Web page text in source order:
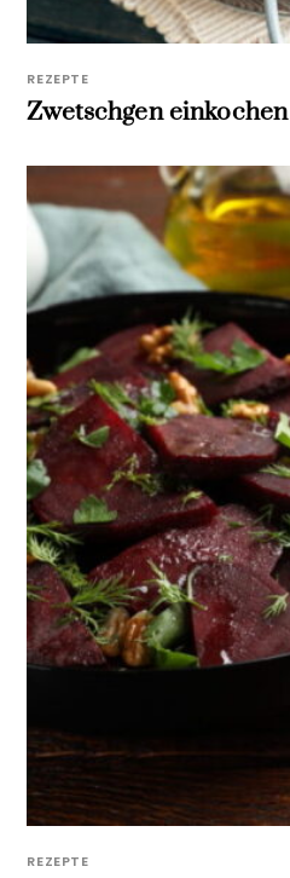
REZEPTE
Zwetschgen einkochen
REZEPTE